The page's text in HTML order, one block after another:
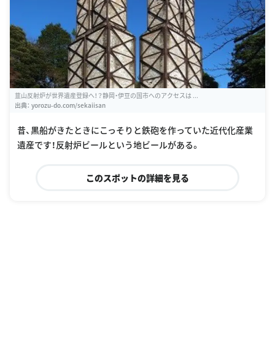
韮山反射炉が世界遺産登録へ！？静岡・伊豆の国市へのアクセスは ...
出典： yorozu-do.com/sekaiisan
昔、黒船がきたときにこっそりと鉄砲を作っていた近代化産業
遺産です！反射炉ビールという地ビールがある。
このスポットの詳細を見る